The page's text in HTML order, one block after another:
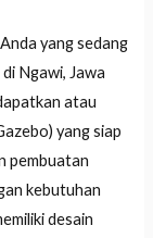
yang sedang
Ngawi, Jawa
atau
yang siap
pembuatan
kebutuhan
desain